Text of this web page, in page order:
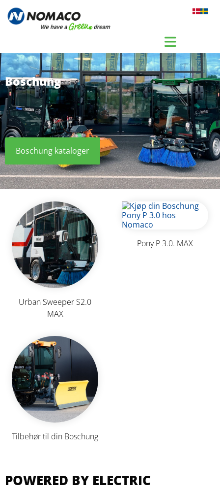
Gå til indhold
Boschung
Boschung kataloger
Urban Sweeper S2.0
MAX
Pony P 3.0. MAX
Tilbehør til din Boschung
POWERED BY ELECTRIC